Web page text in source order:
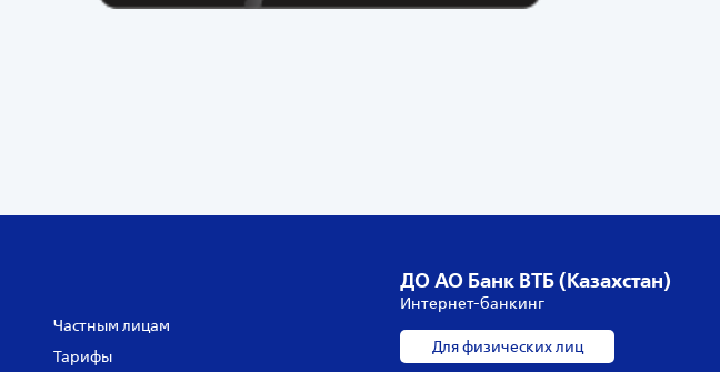
Частным лицам
Тарифы
ДО АО Банк ВТБ (Казахстан)
Интернет-банкинг
Для физических лиц